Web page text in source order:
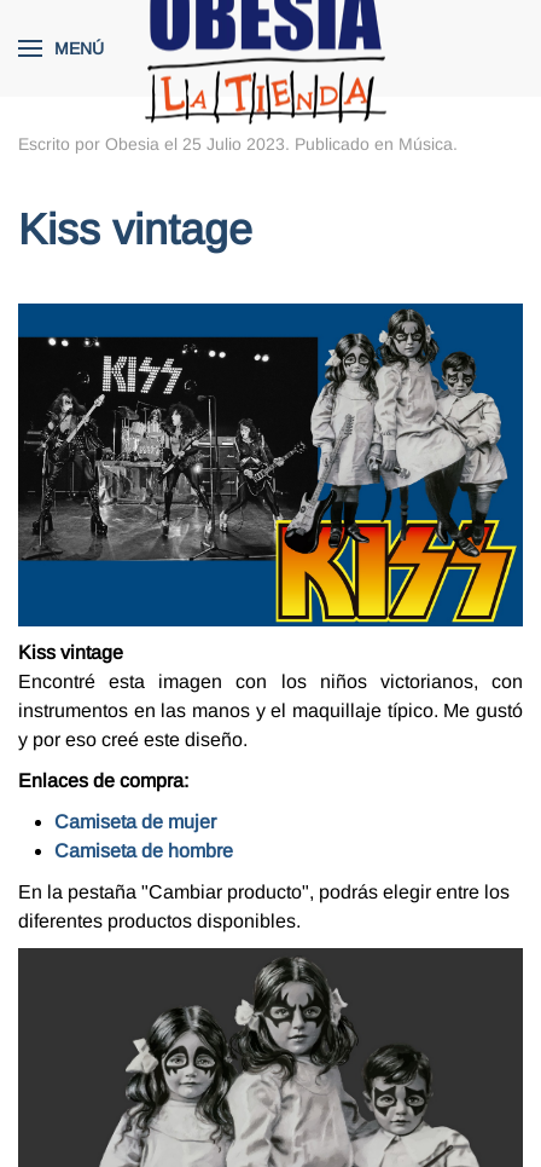
Skip to main content
MENÚ
Escrito por Obesia el 25 Julio 2023. Publicado en Música.
Kiss vintage
Kiss vintage
Encontré esta imagen con los niños victorianos, con
instrumentos en las manos y el maquillaje típico. Me gustó
y por eso creé este diseño.
Enlaces de compra:
Camiseta de mujer
Camiseta de hombre
En la pestaña "Cambiar producto", podrás elegir entre los
diferentes productos disponibles.